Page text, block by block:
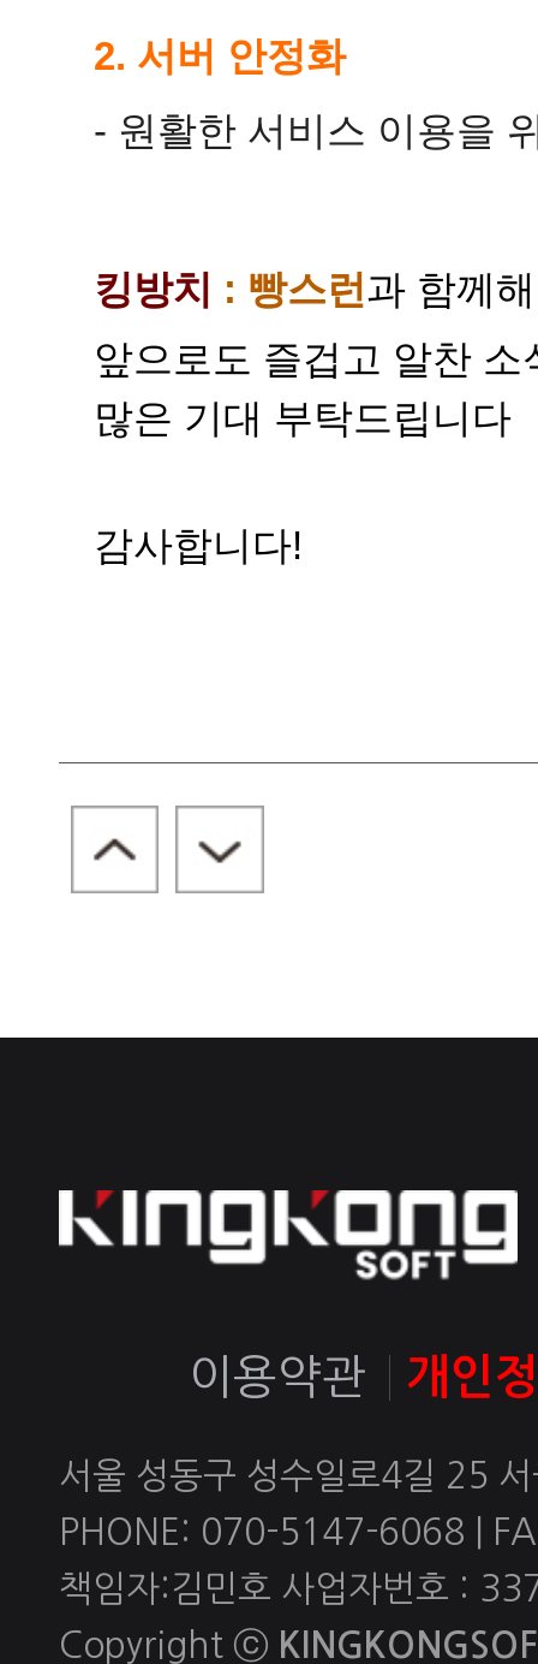
2. 서버 안정화
- 원활한 서비스 이용을
킹방치 : 빵스런과 함께
앞으로도 즐겁고 알찬
많은 기대 부탁드립니다
감사합니다!
이용약관 개인
서울 성동구 성수일로4길 25
PHONE: 070-5147-6068 |
책임자:김민호 사업자번호 :
Copyright ⓒ